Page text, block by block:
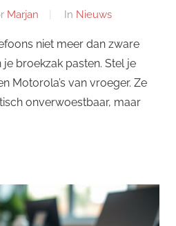
Marjan In Nieuws
niet meer dan zware
broekzak pasten. Stel je
Motorola’s van vroeger. Ze
onverwoestbaar, maar